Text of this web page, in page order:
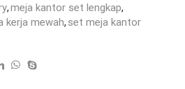
,meja kantor set lengkap,
kerja mewah, set meja kantor